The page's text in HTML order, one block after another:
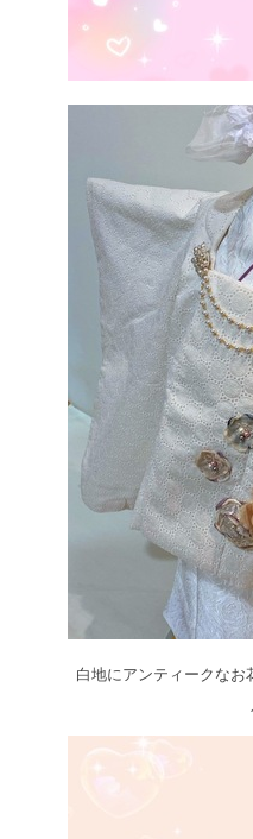
白地にアンティークなお